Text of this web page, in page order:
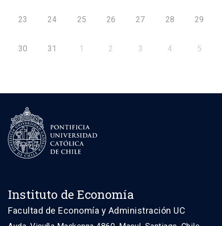
23 24 25 26 27 28 29
30 31 1 2 3 4 5
Instituto de Economía
Facultad de Economía y Administración UC